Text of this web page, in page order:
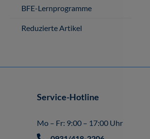
BFE-Lernprogramme
Reduzierte Artikel
Service-Hotline
Mo – Fr: 9:00 – 17:00 Uhr